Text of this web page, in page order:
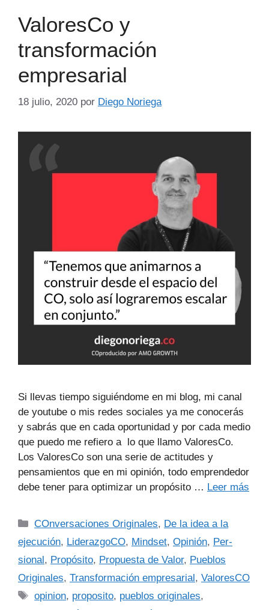
ValoresCo y
transformación
empresarial
18 julio, 2020 por Diego Noriega
Si llevas tiempo siguiéndome en mi blog, mi canal
de youtube o mis redes sociales ya me conocerás
y sabrás que en cada oportunidad y por cada medio
que puedo me refiero a lo que llamo ValoresCo.
Los ValoresCo son una serie de actitudes y
pensamientos que en mi opinión, todo emprendedor
debe tener para optimizar un propósito … Leer más
COnversaciones Originales, De la idea a la
ejecución, LiderazgoCO, Mindset, Opinión, Per-
sional, Propósito, Propuesta de Valor, Pueblos
Originales, Transformación empresarial, ValoresCO
opinion, proposito, pueblos originales,